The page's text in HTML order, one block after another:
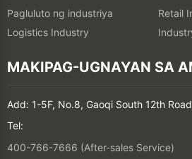
Pagluluto ng industriya
Retail
Logistics Industry
MAKIPAG-UGNAYAN SA
Add: 1-5F, No.8, Gaoqi South 12th
Tel:
400-766-7666 (After-sales Service)